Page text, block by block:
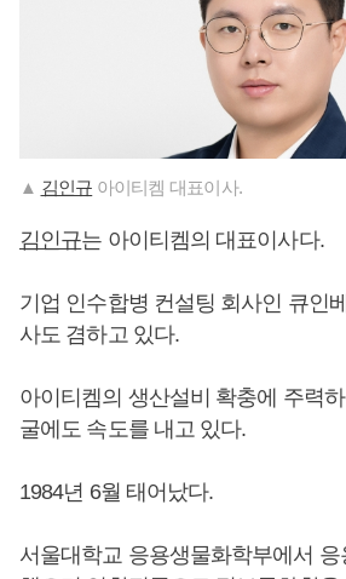
▲ 김인규 아이티켐 대표이사.
김인규는 아이티켐의 대표이사다.
기업 인수합병 컨설팅 회사인 큐인
사도 겸하고 있다.
아이티켐의 생산설비 확충에 주력
굴에도 속도를 내고 있다.
1984년 6월 태어났다.
서울대학교 응용생물화학부에서